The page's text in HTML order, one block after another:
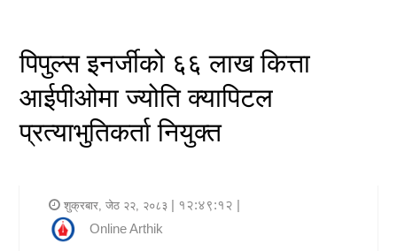
पूँजीबजार
अटो
कला
राजनीति
पिपुल्स इनर्जीको ६६ लाख कित्ता
आईपीओमा ज्योति क्यापिटल
प्रत्याभुतिकर्ता नियुक्त
शुक्रबार, जेठ २२, २०८३ | १२:४९:१२ |
Online Arthik